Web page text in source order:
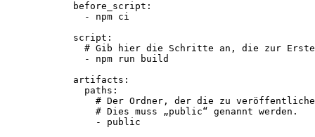
before_script :
- npm ci
script :
# Gib hier die Schritte an, die zur
- npm run build
artifacts :
paths :
# Der Ordner, der die zu
# Dies muss „public“ genannt werden.
- public